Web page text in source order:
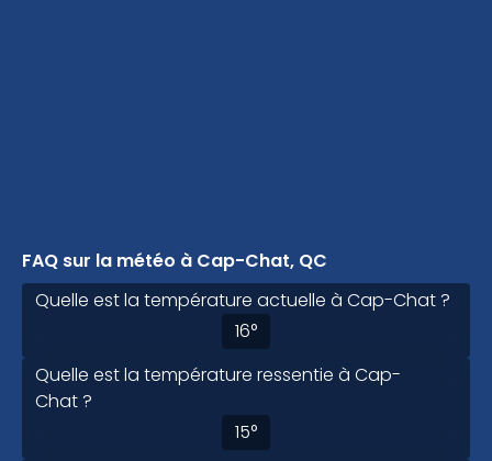
FAQ sur la météo à Cap-Chat, QC
Quelle est la température actuelle à Cap-Chat ?
16°
Quelle est la température ressentie à Cap-
Chat ?
15°